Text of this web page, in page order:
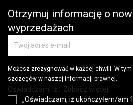
Otrzymuj informację o
wyprzedażach
Możesz zrezygnować w każdej chwili. W
szczegóły w naszej informacji prawnej.
Oświadczam, iż... Zobacz więcej
„Oświadczam, iż ukończyłem/am